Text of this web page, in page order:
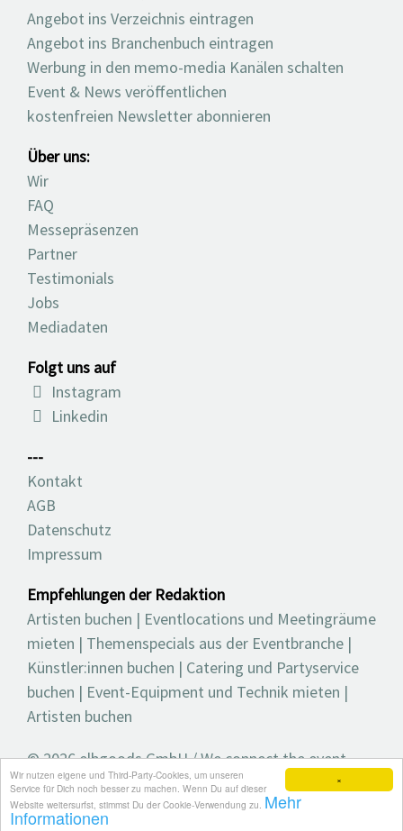
×
Wir nutzen eigene und Third-Party-Cookies, um unseren
Service für Dich noch besser zu machen. Wenn Du auf dieser
Website weitersurfst, stimmst Du der Cookie-Verwendung zu. Mehr
Informationen
Angebot ins Verzeichnis eintragen
Angebot ins Branchenbuch eintragen
Werbung in den memo-media Kanälen schalten
Event & News veröffentlichen
kostenfreien Newsletter abonnieren
Über uns:
Wir
FAQ
Messepräsenzen
Partner
Testimonials
Jobs
Mediadaten
Folgt uns auf
Instagram
Linkedin
---
Kontakt
AGB
Datenschutz
Impressum
Empfehlungen der Redaktion
Artisten buchen | Eventlocations und Meetingräume
mieten | Themenspecials aus der Eventbranche |
Künstler:innen buchen | Catering und Partyservice
buchen | Event-Equipment und Technik mieten |
Artisten buchen
© 2026 elbgoods GmbH / We connect the event
industry / Medienvielfalt für die Eventplanung /
Eventbranchenbuch, Blog, Magazin und mehr